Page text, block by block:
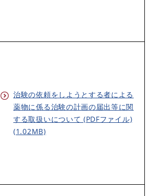
治験の依頼をしようとする者による
薬物に係る治験の計画の届出等に関
する取扱いについて (PDFファイル)
(1.02MB)